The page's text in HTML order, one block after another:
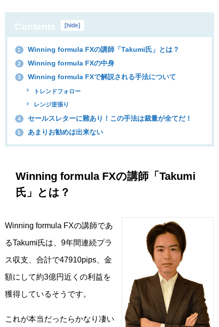
Contents [hide]
1 Winning formula FXの講師「Takumi氏」とは？
2 Winning formula FXの中身
3 Winning formula FXで解説される手法について
トレンドフォロー
レンジ逆張り
4 セールスレターに難あり！この手法は裁量が全てだ！
5 あまりお勧めは出来ない
Winning formula FXの講師「Takumi
氏」とは？
Winning formula FXの講師であ
るTakumi氏は、9年間連続プラ
ス収支、合計で47910pips、金
額にして約3億円近くの利益を
獲得しているそうです。
これが本当だったらかなり凄い